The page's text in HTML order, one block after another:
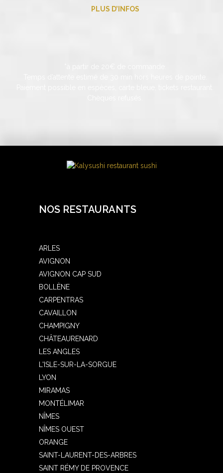
PLUS D’INFOS
NOS RESTAURANTS
ARLES
AVIGNON
AVIGNON CAP SUD
BOLLÈNE
CARPENTRAS
CAVAILLON
CHAMPIGNY
CHÂTEAURENARD
LES ANGLES
L'ISLE-SUR-LA-SORGUE
LYON
MIRAMAS
MONTÉLIMAR
NÎMES
NÎMES OUEST
ORANGE
SAINT-LAURENT-DES-ARBRES
SAINT RÉMY DE PROVENCE